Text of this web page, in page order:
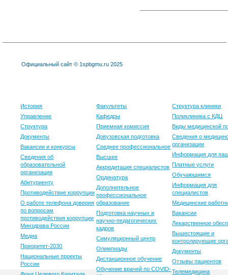
Официальный сайт © 1spbgmu.ru 2025
История
Управление
Структура
Документы
Вакансии и конкурсы
Сведения об
образовательной
организации
Абитуриенту
Противодействие коррупции
О работе телефона доверия
по вопросам
противодействия коррупции
Минздрава России
Медиа
Приоритет-2030
Национальные проекты
России
Фонд Целевого Капитала
Факультеты
Кафедры
Приемная комиссия
Довузовская подготовка
Среднее профессиональное
Высшее
Аккредитация специалистов
Ординатура
Дополнительное
профессиональное
образование
Подготовка научных и
научно-педагогических
кадров
Симуляционный центр
Олимпиады
Дистанционное обучение
Обучение врачей по COVID-
Структура клиники
Поликлиника с КДЦ
Виды медицинской
Сведения о
организации
Информация для
Платные услуги
Обучающимся
Информация для
специалистов
Медицинские
Вакансии
Лекарственное
Вышестоящие и
контролирующие
Документы
Отзывы пациентов
Телемедицина